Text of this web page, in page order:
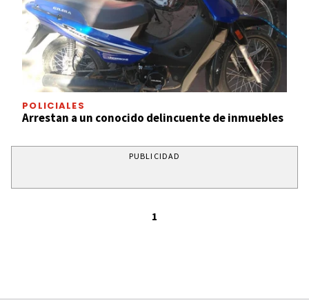
POLICIALES
Arrestan a un conocido delincuente de inmuebles
PUBLICIDAD
1